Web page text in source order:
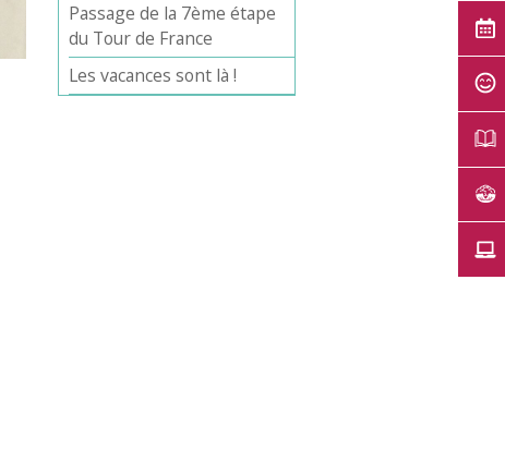
Passage de la 7ème étape
du Tour de France
Les vacances sont là !